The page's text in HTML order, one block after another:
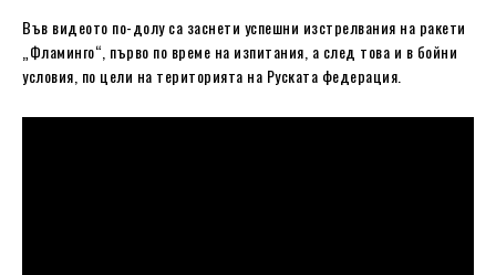
Във видеото по-долу са заснети успешни изстрелвания на ракети
„Фламинго“, първо по време на изпитания, а след това и в бойни
условия, по цели на територията на Руската федерация.